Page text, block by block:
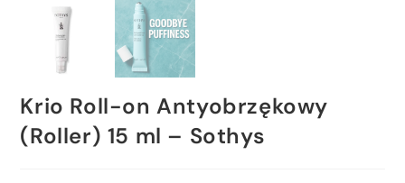
Krio Roll-on Antyobrzękowy
(Roller) 15 ml – Sothys